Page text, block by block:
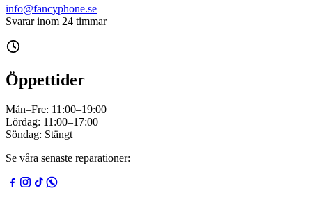
info@fancyphone.se
Svarar inom 24 timmar
Öppettider
Mån–Fre: 11:00–19:00
Lördag: 11:00–17:00
Söndag: Stängt
Se våra senaste reparationer: